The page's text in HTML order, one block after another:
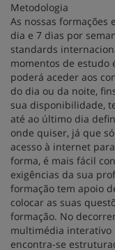
Metodologia
As nossas
dia e 7 dias por
standards
momentos de estudo
poderá aceder aos
do dia ou da noite,
sua disponibilidade,
até ao último dia
onde quiser, já que
acesso à internet
forma, é mais fácil
exigências da sua
formação tem apoio
colocar as suas
formação. No
multimédia interativo
encontra-se